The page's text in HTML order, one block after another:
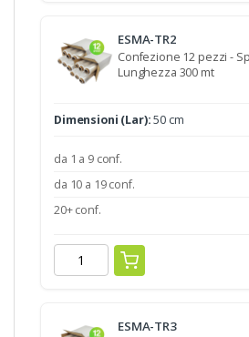
ESMA-TR2
Confezione 12 pezzi -
Lunghezza 300 mt
Dimensioni (Lar):50 cm
da 1 a 9 conf.
da 10 a 19 conf.
20+ conf.
ESMA-TR3